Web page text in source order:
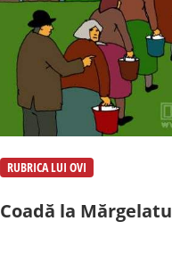
RUBRICA LUI OVI
Coadă la Mărgelatu